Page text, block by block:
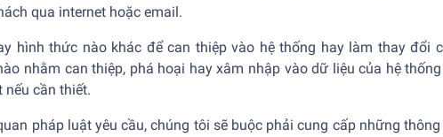
qua internet hoặc email.
hình thức nào khác để can thiệp vào hệ thống hay làm thay đổi
nhằm can thiệp, phá hoại hay xâm nhập vào dữ liệu của hệ
cần thiết.
pháp luật yêu cầu, chúng tôi sẽ buộc phải cung cấp những